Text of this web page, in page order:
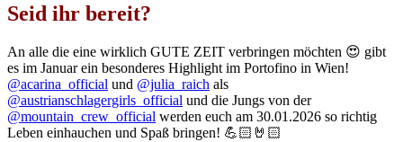
Seid ihr bereit?
An alle die eine wirklich GUTE ZEIT verbringen möchten 😍 gibt
es im Januar ein besonderes Highlight im Portofino in Wien!
@acarina_official und @julia_raich als
@austrianschlagergirls_official und die Jungs von der
@mountain_crew_official werden euch am 30.01.2026 so richtig
Leben einhauchen und Spaß bringen! 💪🏻🤘🏻